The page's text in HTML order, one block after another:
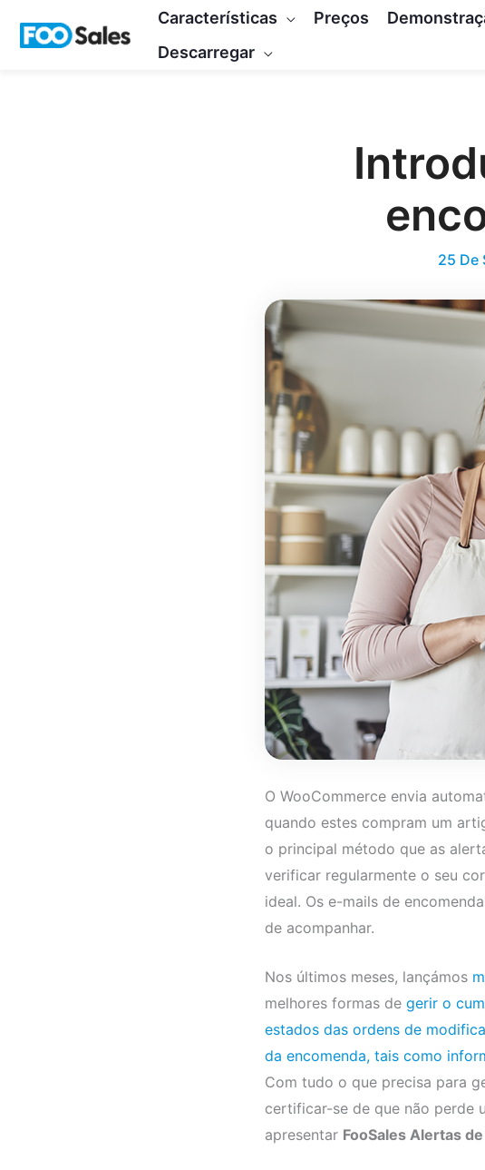
para
Características Preços
Descarregar
25 De
O WooCommerce envia
quando estes compram um
o principal método que as
verificar regularmente o seu
ideal. Os e-mails de
de acompanhar.
Nos últimos meses, lançámos
melhores formas de gerir o
estados das ordens de
da encomenda, tais como
Com tudo o que precisa para
certificar-se de que não perde
apresentar FooSales Alertas